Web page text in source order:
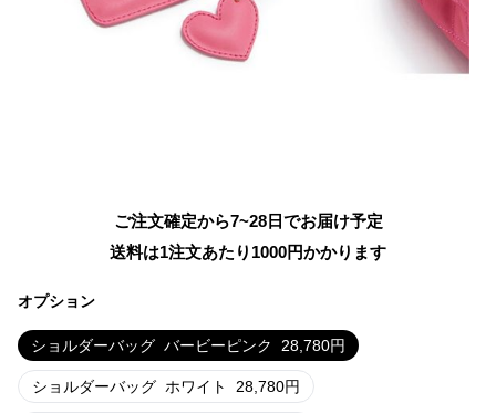
ご注文確定から7~28日でお届け予定
送料は1注文あたり 1000円かかります
オプション
ショルダーバッグ バービーピンク 28,780円
ショルダーバッグ ホワイト 28,780円